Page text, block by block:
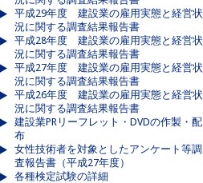
平成29年度 建設業の雇用実態と経営状
況に関する調査結果報告書
平成28年度 建設業の雇用実態と経営状
況に関する調査結果報告書
平成27年度 建設業の雇用実態と経営状
況に関する調査結果報告書
平成26年度 建設業の雇用実態と経営状
況に関する調査結果報告書
建設業PRリーフレット・DVDの作製・配
布
女性技術者を対象としたアンケート等調
査報告書（平成27年度）
各種検定試験の詳細